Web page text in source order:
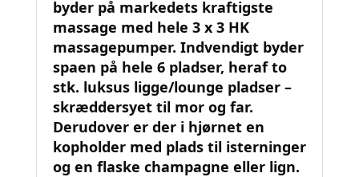
byder på markedets kraftigste
massage med hele 3 x 3 HK
massagepumper. Indvendigt byder
spaen på hele 6 pladser, heraf to
stk. luksus ligge/lounge pladser –
skræddersyet til mor og far.
Derudover er der i hjørnet en
kopholder med plads til isterninger
og en flaske champagne eller lign.